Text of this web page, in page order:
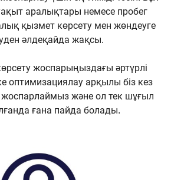
аралықтары немесе пробег
қызмет көрсету мен жөндеуге
әлдеқайда жақсы.
жоспарыңыздағы әртүрлі
оптимизациялау арқылы біз кез
жоспарлаймыз және ол тек шұғыл
ғана пайда болады.